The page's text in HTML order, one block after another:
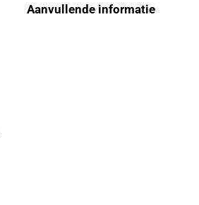
Aanvullende informatie